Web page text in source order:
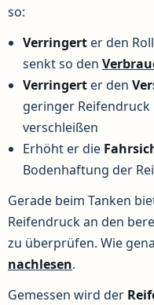
so:
Verringerter den
senkt so den
Verringerter den
geringer Reifendruck
verschleißen
Erhöht er die
Bodenhaftung der
Gerade beim Tanken
Reifendruck an den
zu überprüfen. Wie
nachlesen.
Gemessen wird der